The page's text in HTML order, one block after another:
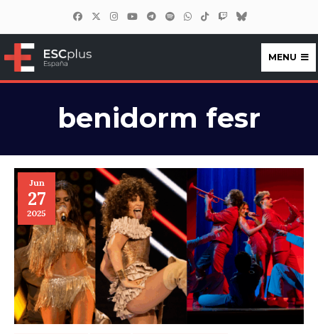
ESCplus España
MENU
benidorm fesr
Jun
27
2025